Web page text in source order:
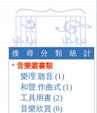
搜 尋 分 類 統 計
＊ 音樂叢書類
樂理.聽音 (1)
和聲.作曲式 (1)
工具用書 (2)
音樂欣賞 (6)